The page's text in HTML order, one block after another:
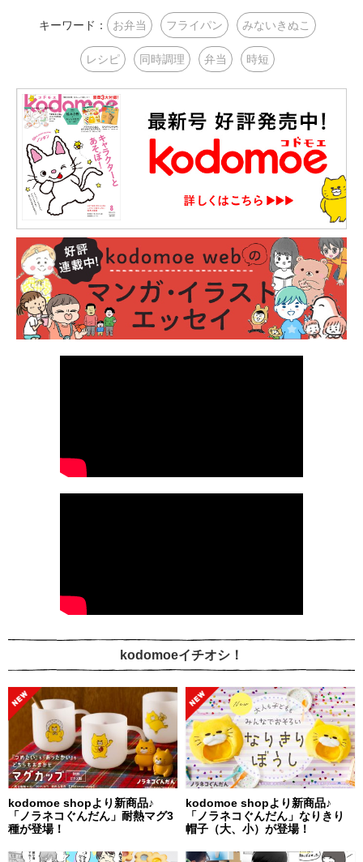
キーワード： お弁当 フライパン みないきぬこ
レシピ 同時調理 弁当 時短
kodomoeイチオシ！
kodomoe shopより新商品♪
「ノラネコぐんだん」耐熱マグ3
種が登場！
kodomoe shopより新商品♪
「ノラネコぐんだん」なりきり
帽子（大、小）が登場！